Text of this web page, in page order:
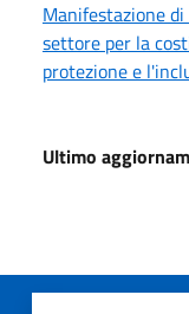
Manifestazione
settore per la
protezione e
Ultimo